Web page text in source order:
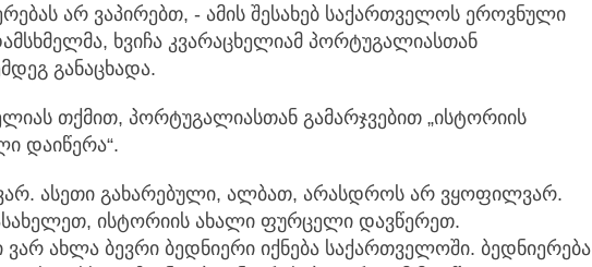
არ ვაპირებთ, - ამის შესახებ საქართველოს ეროვნული
ხვიჩა კვარაცხელიამ პორტუგალიასთან
განაცხადა.
თქმით, პორტუგალიასთან გამარჯვებით „ისტორიის
დაიწერა“.
ვარ. ასეთი გახარებული, ალბათ, არასდროს არ ვყოფილვარ.
ისტორიის ახალი ფურცელი დავწერეთ.
ახლა ბევრი ბედნიერი იქნება საქართველოში. ბედნიერება